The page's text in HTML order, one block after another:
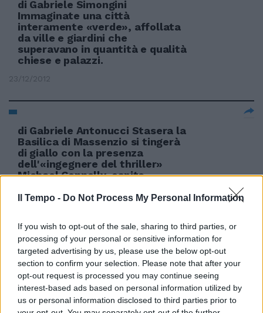
Il Tempo - Do Not Process My Personal Information
If you wish to opt-out of the sale, sharing to third parties, or
processing of your personal or sensitive information for
targeted advertising by us, please use the below opt-out
section to confirm your selection. Please note that after your
opt-out request is processed you may continue seeing
interest-based ads based on personal information utilized by
us or personal information disclosed to third parties prior to
di Gabriele Simongini
Immaginate una città
interamente «verde», affollata
da ville e giardini che
superavano in quantità e qualità
chiese e palazzi.
23/12/2012
di Gabriele Antonucci Stasera la
Basilica di Massenzio si tingerà
di giallo con la presenza
dell'«ingegnere del thriller»
Michael Connelly, ospite
del Festival Letterature insieme
24/06/2012
5Al teatro Santa Chiara, al
Pantheon, Silvia Pagliai della
Sultana Academy, con la